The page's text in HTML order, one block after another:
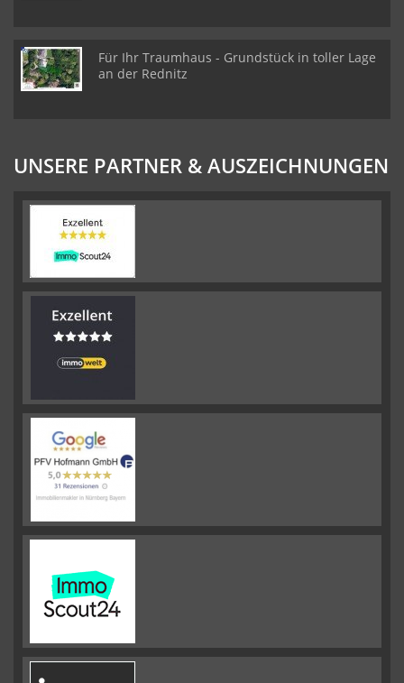
Für Ihr Traumhaus - Grundstück in toller Lage
an der Rednitz
UNSERE PARTNER & AUSZEICHNUNGEN